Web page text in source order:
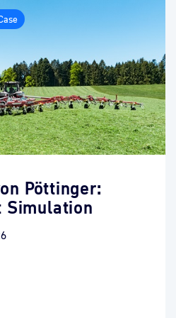
Pöttinger:
Simulation